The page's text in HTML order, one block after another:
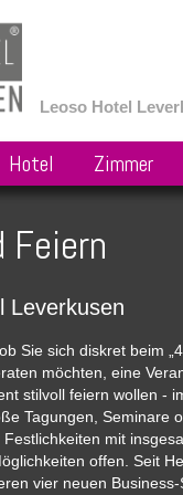
Leoso Hotel
Hotel Zimmer
Feiern
Leverkusen
Sie sich diskret beim
möchten, eine
stilvoll feiern wollen -
Tagungen, Seminare
mit
offen. Seit
vier neuen